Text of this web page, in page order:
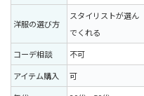
洋服の選び方
スタイリストが選ん
でくれる
コーデ相談 不可
アイテム購入
可